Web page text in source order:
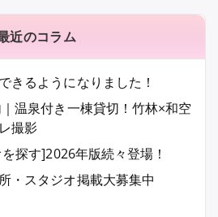
近のコラム
きるようになりました！
｜温泉付き一棟貸切！竹林×和空
撮影
探す]2026年版続々登場！
・スタジオ掲載大募集中